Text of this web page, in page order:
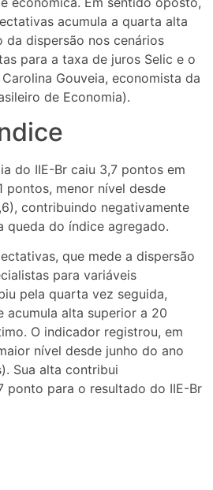
acumula a quarta alta
da dispersão nos cenários
para a taxa de juros Selic e o
Gouveia, economista da
de Economia).
do IIE-Br caiu 3,7 pontos em
pontos, menor nível desde
contribuindo negativamente
queda do índice agregado.
que mede a dispersão
para variáveis
pela quarta vez seguida,
acumula alta superior a 20
O indicador registrou, em
nível desde junho do ano
Sua alta contribui
ponto para o resultado do IIE-Br